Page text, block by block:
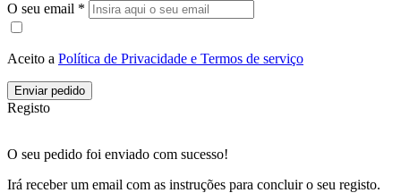
O seu email *
Aceito a Política de Privacidade e Termos de serviço
Enviar pedido
Registo
O seu pedido foi enviado com sucesso!
Irá receber um email com as instruções para concluir o seu registo.